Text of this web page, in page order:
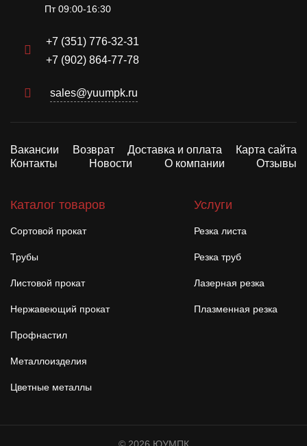
Пт 09:00-16:30
+7 (351) 776-32-31
+7 (902) 864-77-78
sales@yuumpk.ru
Вакансии Возврат Доставка и оплата
Карта сайта
Контакты
Новости О компании Отзывы
Каталог товаров
Сортовой прокат
Трубы
Листовой прокат
Нержавеющий прокат
Профнастил
Металлоизделия
Цветные металлы
Услуги
Резка листа
Резка труб
Лазерная резка
Плазменная резка